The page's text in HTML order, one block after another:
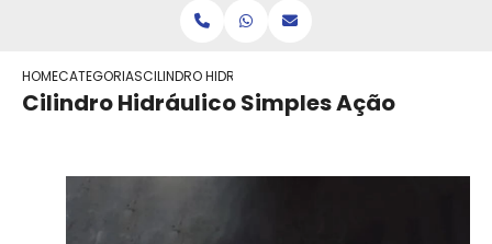
HOMECATEGORIASCILINDRO HIDRAULICO SIMPLES ACAO
Cilindro Hidráulico Simples Ação